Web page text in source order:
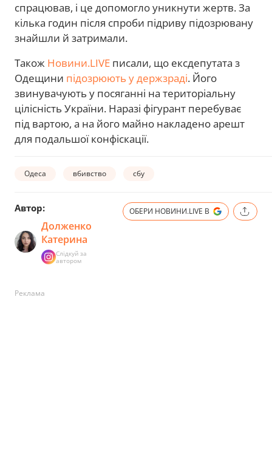
спрацював, і це допомогло уникнути жертв. За
кілька годин після спроби підриву підозрювану
знайшли й затримали.
Також Новини.LIVE писали, що ексдепутата з
Одещини підозрюють у держзраді. Його
звинувачують у посяганні на територіальну
цілісність України. Наразі фігурант перебуває
під вартою, а на його майно накладено арешт
для подальшої конфіскації.
Одеса вбивство сбу
Автор:
Долженко
Катерина
Слідкуй за
автором
ОБЕРИ НОВИНИ.LIVE В
Реклама